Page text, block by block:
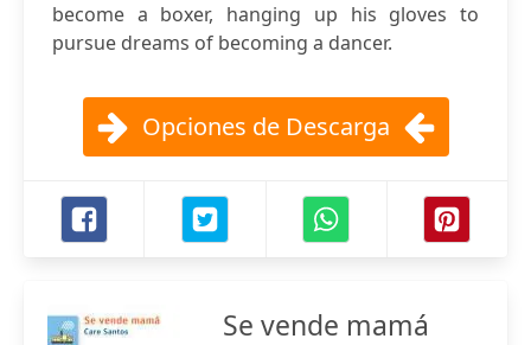
become a boxer, hanging up his gloves to
pursue dreams of becoming a dancer.
Opciones de Descarga
Se vende mamá